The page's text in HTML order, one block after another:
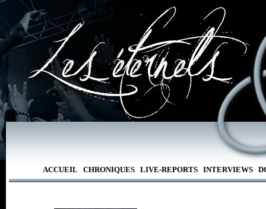
ACCUEIL CHRONIQUES LIVE-REPORTS INTERVIEWS